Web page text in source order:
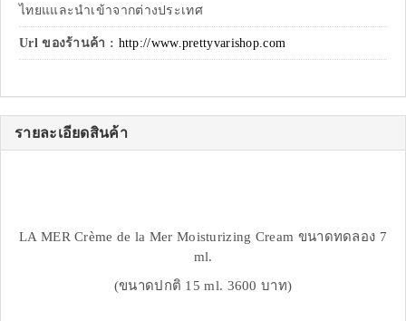
ไทยแและนำเข้าจากต่างประเทศ
Url ของร้านค้า : http://www.prettyvarishop.com
รายละเอียดสินค้า
LA MER Crème de la Mer Moisturizing Cream ขนาดทดลอง 7
ml.
(ขนาดปกติ 15 ml. 3600 บาท)